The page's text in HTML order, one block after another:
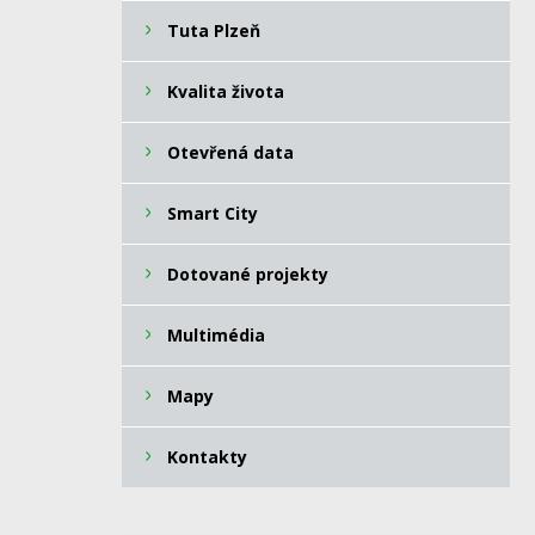
Tuta Plzeň
Kvalita života
Otevřená data
Smart City
Dotované projekty
Multimédia
Mapy
Kontakty